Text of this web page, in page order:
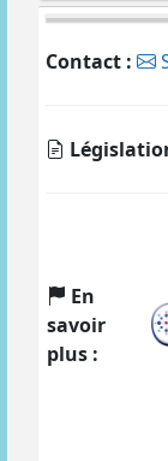
Contact :
En
savoir
plus :